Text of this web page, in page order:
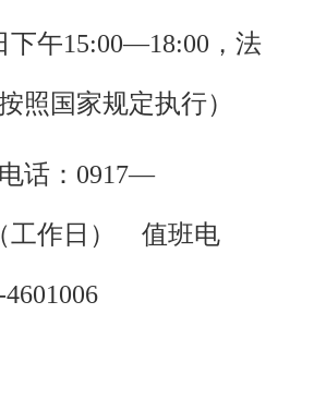
下午15:00—18:00，法
照国家规定执行）
话：0917—
工作日） 值班电